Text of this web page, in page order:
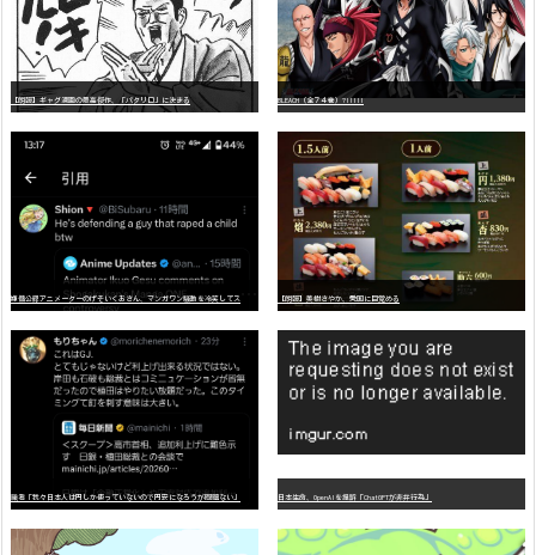
【朗報】ギャグ漫画の最高傑作、「パタリロ」に決まる BLEACH（全７４巻）?!!!!!
【朗報】美樹さやか、愛国に目覚める
識者「我々日本人は円しか使っていないので円安になろうが問題ない」 日本生命、OpenAIを提訴「ChatGPTが非弁行為」